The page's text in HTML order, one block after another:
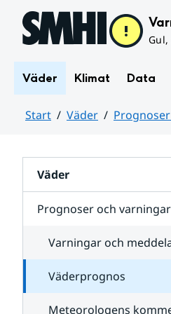
Hoppa till sidans innehåll
Gul,
Väder Klimat Data
Start Väder
Väder
Prognoser och varningar
Varningar och
Väderprognos
Meteorologens